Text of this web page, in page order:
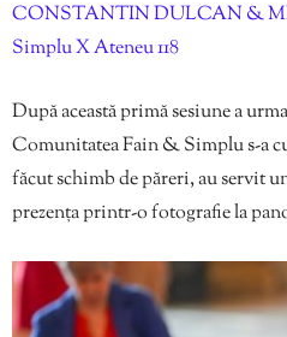
CONSTANTIN DULCAN &
Simplu X Ateneu 118
După această primă sesiune a
Comunitatea Fain & Simplu s-a
făcut schimb de păreri, au servit
prezența printr-o fotografie la